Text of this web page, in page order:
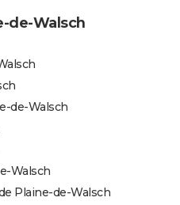
de-Walsch
de-Walsch
Walsch
Plaine-de-Walsch